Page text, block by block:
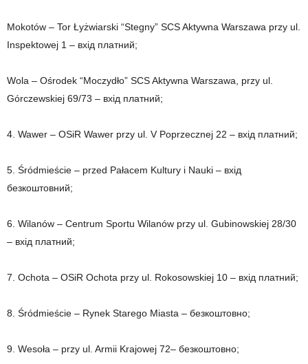
Mokotów – Tor Łyżwiarski “Stegny” SCS Aktywna Warszawa przy ul.
Inspektowej 1 – вхід платний;
Wola – Ośrodek “Moczydło” SCS Aktywna Warszawa, przy ul.
Górczewskiej 69/73 – вхід платний;
4. Wawer – OSiR Wawer przy ul. V Poprzecznej 22 – вхід платний;
5. Śródmieście – przed Pałacem Kultury i Nauki – вхід
безкоштовний;
6. Wilanów – Centrum Sportu Wilanów przy ul. Gubinowskiej 28/30
– вхід платний;
7. Ochota – OSiR Ochota przy ul. Rokosowskiej 10 – вхід платний;
8. Śródmieście – Rynek Starego Miasta – безкоштовно;
9. Wesoła – przy ul. Armii Krajowej 72– безкоштовно;